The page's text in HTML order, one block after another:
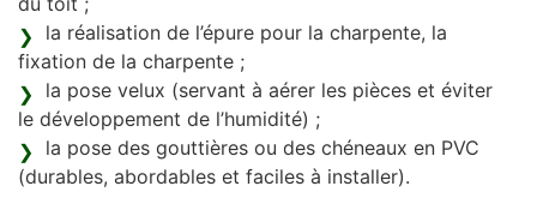
la réalisation de l’épure pour la charpente, la
fixation de la charpente ;
la pose velux (servant à aérer les pièces et éviter
le développement de l’humidité) ;
la pose des gouttières ou des chéneaux en PVC
(durables, abordables et faciles à installer).